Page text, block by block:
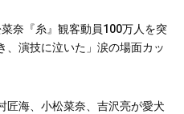
奈『糸』観客動員100万人を突
、演技に泣いた」涙の場面カッ
匠海、小松菜奈、吉沢亮が愛犬